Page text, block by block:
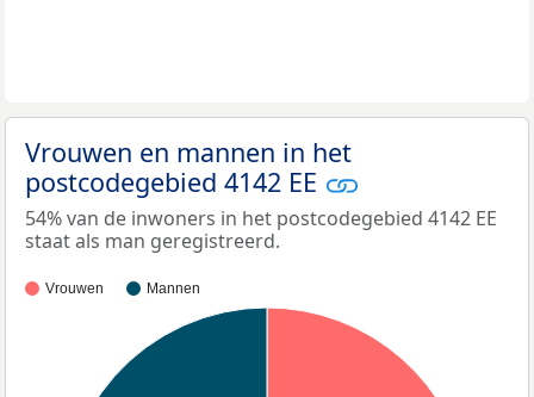
Vrouwen en mannen in het
postcodegebied 4142 EE
54% van de inwoners in het postcodegebied 4142 EE
staat als man geregistreerd.
Vrouwen Mannen